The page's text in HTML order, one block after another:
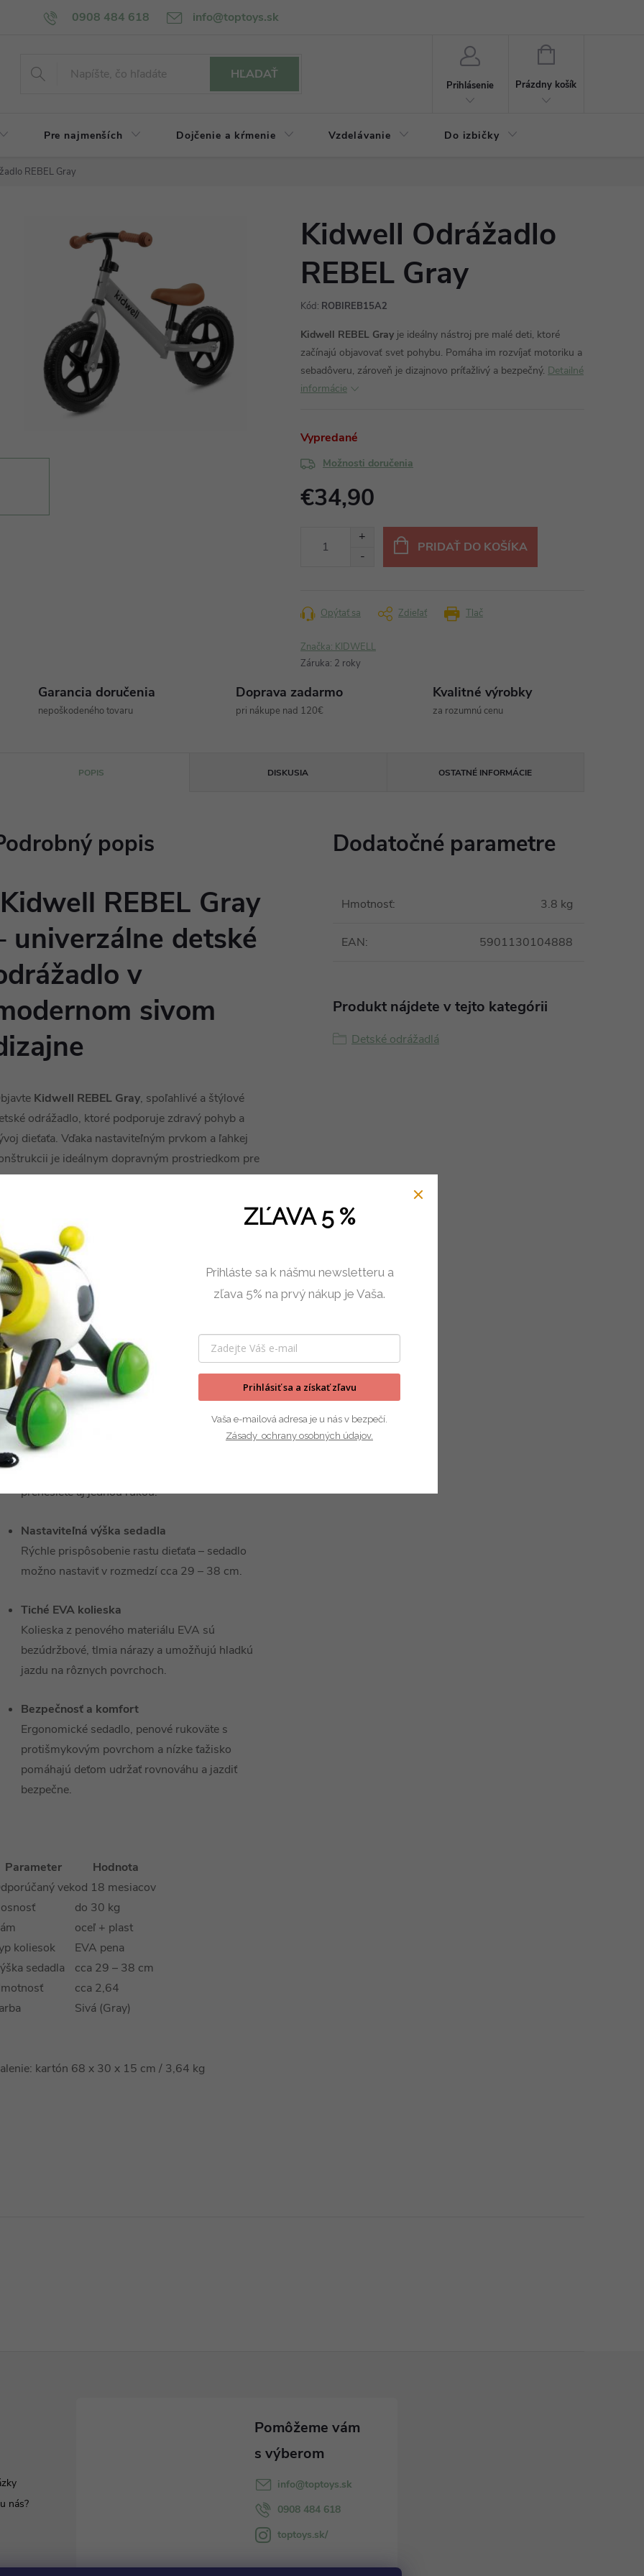
0908 484 618 info@toptoys.sk
HĽADAŤ
Prihlásenie
NÁKUPNÝ
Prázdny košík
Pre najmenších Dojčenie a kŕmenie Vzdelávanie Do izbičky
REBEL Gray
Kidwell Odrážadlo
REBEL Gray
Kód: ROBIREB15A2
Kidwell REBEL Gray je ideálny nástroj pre malé deti, ktoré
začínajú objavovať svet pohybu. Pomáha im rozvíjať motoriku a
sebadôveru, zároveň je dizajnovo príťažlivý a bezpečný. Detailné
informácie
Vypredané
Možnosti doručenia
€34,90
PRIDAŤ DO KOŠÍKA
Tlač
Opýtať sa Zdieľať
Značka: KIDWELL
Záruka: 2 roky
Garancia doručenia
nepoškodeného tovaru
Doprava zadarmo
pri nákupe nad 120€
Kvalitné výrobky
za rozumnú cenu
POPIS DISKUSIA OSTATNÉ INFORMÁCIE
popis
Kidwell REBEL Gray
univerzálne detské
v
sivom
Kidwell REBEL Gray, spoľahlivé a štýlové
odrážadlo, ktoré podporuje zdravý pohyb a
dieťaťa. Vďaka nastaviteľným prvkom a ľahkej
je ideálnym dopravným prostriedkom pre
od 18 mesiacov.
výhody produktu:
Elegantný sivý dizajn
Neutrálny a nadčasový vzhľad, ktorý je vhodný
pre dievčatá aj chlapcov. Perfektne sa hodí do
každého prostredia.
Odľahčený, ale pevný rám
Rám z kvalitnej ocele a plastových komponentov
zabezpečuje stabilitu a bezpečnosť pri jazde.
prenesiete aj jednou rukou.
Nastaviteľná výška sedadla
Rýchle prispôsobenie rastu dieťaťa – sedadlo
možno nastaviť v rozmedzí cca 29 – 38 cm.
Tiché EVA kolieska
Kolieska z penového materiálu EVA sú
bezúdržbové, tlmia nárazy a umožňujú hladkú
jazdu na rôznych povrchoch.
Bezpečnosť a komfort
Ergonomické sedadlo, penové rukoväte s
protišmykovým povrchom a nízke ťažisko
pomáhajú deťom udržať rovnováhu a jazdiť
bezpečne.
Parameter
Hodnota
vekod 18 mesiacov
do 30 kg
oceľ + plast
koliesok
EVA pena
sedadla
cca 29 – 38 cm
cca 2,64
Sivá (Gray)
kartón 68 x 30 x 15 cm / 3,64 kg
Dodatočné parametre
Hmotnosť: 3.8 kg
EAN: 5901130104888
Produkt nájdete v tejto kategórii
Detské odrážadlá
nás?
info@toptoys.sk
0908 484 618
toptoys.sk/
ZĽAVA 5 %
Prihláste sa k nášmu newsletteru a
zľava 5% na prvý nákup je Vaša.
Prihlásiť sa a získať zľavu
Vaša e-mailová adresa je u nás v bezpečí.
Zásady ochrany osobných údajov.